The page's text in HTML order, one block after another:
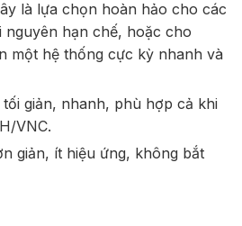
là lựa chọn hoàn hảo cho các
nguyên hạn chế, hoặc cho
một hệ thống cực kỳ nhanh và
tối giản, nhanh, phù hợp cả khi
VNC.
giản, ít hiệu ứng, không bắt